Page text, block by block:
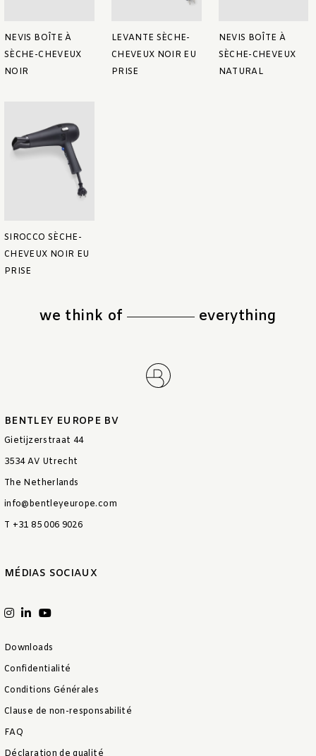
NEVIS BOÎTE À
SÈCHE-CHEVEUX
NOIR
LEVANTE SÈCHE-
CHEVEUX NOIR EU
PRISE
NEVIS BOÎTE À
SÈCHE-CHEVEUX
NATURAL
SIROCCO SÈCHE-
CHEVEUX NOIR EU
PRISE
we think of everything
BENTLEY EUROPE BV
Gietijzerstraat 44
3534 AV Utrecht
The Netherlands
info@bentleyeurope.com
T +31 85 006 9026
MÉDIAS SOCIAUX
Downloads
Confidentialité
Conditions Générales
Clause de non-responsabilité
FAQ